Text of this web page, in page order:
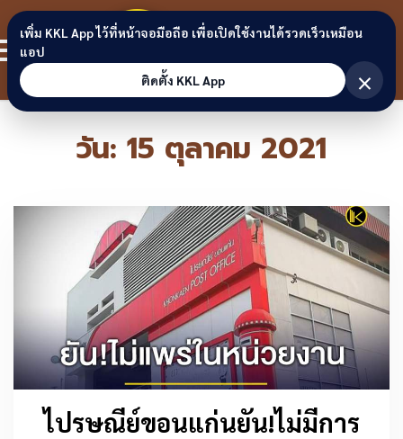
Skip to content
ขอนแก่น
ลิงก์
วัน: 15 ตุลาคม 2021
ไปรษณีย์ขอนแก่นยัน!ไม่มีการ
เพิ่ม KKL App ไว้ที่หน้าจอมือถือ เพื่อเปิดใช้งานได้รวดเร็วเหมือน
แอป
ติดตั้ง KKL App
×